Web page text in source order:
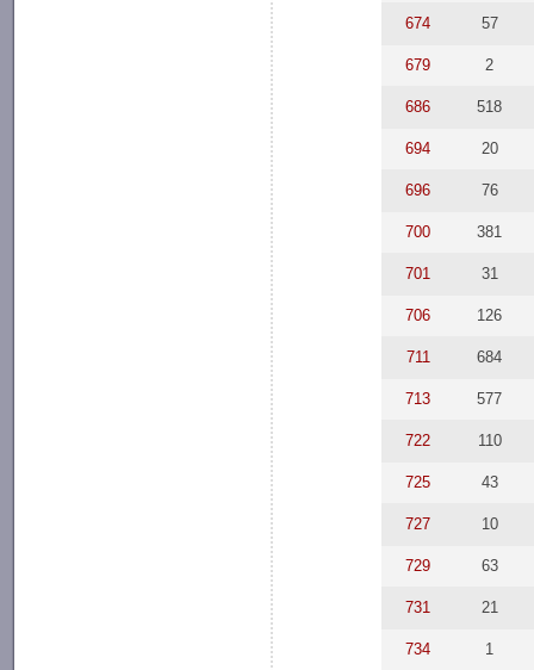
674 57
679 2
686 518
694 20
696 76
700 381
701 31
706 126
711 684
713 577
722 110
725 43
727 10
729 63
731 21
734 1